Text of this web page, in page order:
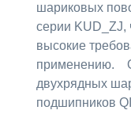
шариковых
серии KUD_ZJ,
высокие
применению.
двухрядных
подшипников